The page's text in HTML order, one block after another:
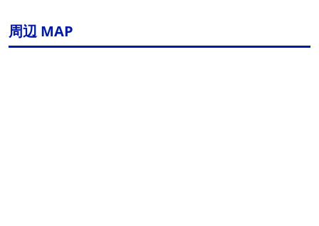
周辺 MAP